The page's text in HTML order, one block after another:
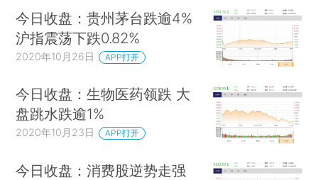
今日收盘：贵州茅台跌逾4%
沪指震荡下跌0.82%
2020年10月26日 APP打开
今日收盘：生物医药领跌 大
盘跳水跌逾1%
2020年10月23日 APP打开
今日收盘：消费股逆势走强